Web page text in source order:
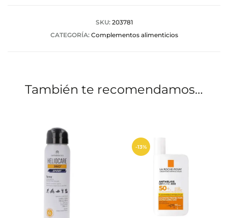
SKU: 203781
CATEGORÍA: Complementos alimenticios
También te recomendamos…
-13%